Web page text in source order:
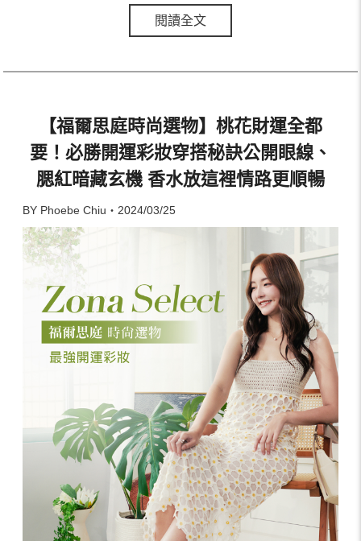
閱讀全文
【福爾思庭時尚選物】桃花財運全都
要！必勝開運彩妝穿搭秘訣公開眼線、
腮紅暗藏玄機 香水放這裡情路更順暢
BY Phoebe Chiu・2024/03/25